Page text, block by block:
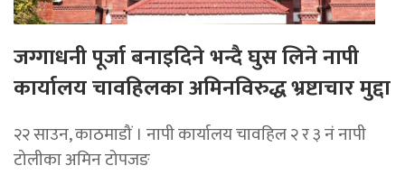
जग्गाधनी पूर्जा बनाइदिने भन्दै घुस लिने नापी
कार्यालय चावहिलका अमिनविरुद्ध भ्रष्टाचार मुद्दा
२२ साउन, काठमाडौं । नापी कार्यालय चावहिल २ र ३ नं नापी
टोलीका अमिन टोपजङ